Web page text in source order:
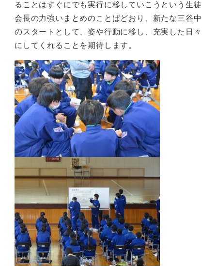
ることはすぐにでも実行に移していこうという生徒
会長の力強いまとめのことばどおり、新たな三谷中
のスタートとして、姿や行動に移し、充実した日々
にしてくれることを期待します。